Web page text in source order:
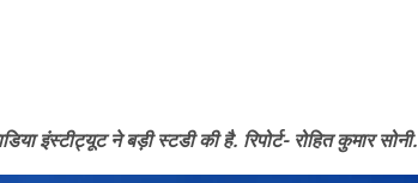
इंस्टीट्यूट ने बड़ी स्टडी की है. रिपोर्ट- रोहित कुमार सोनी.